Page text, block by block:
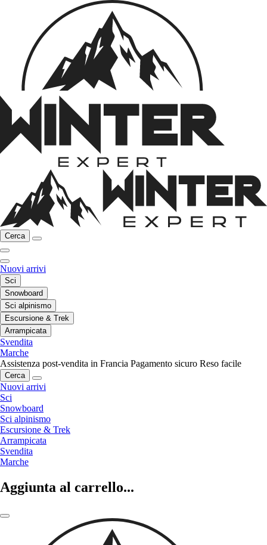
Cerca
Nuovi arrivi
Sci
Snowboard
Sci alpinismo
Escursione & Trek
Arrampicata
Svendita
Marche
Assistenza post-vendita in Francia Pagamento sicuro Reso facile
Cerca
Nuovi arrivi
Sci
Snowboard
Sci alpinismo
Escursione & Trek
Arrampicata
Svendita
Marche
Aggiunta al carrello...